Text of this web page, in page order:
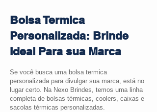
Bolsa Termica
Personalizada: Brinde
Ideal Para sua Marca
Se você busca uma bolsa termica
personalizada para divulgar sua marca, está no
lugar certo. Na Nexo Brindes, temos uma linha
completa de bolsas térmicas, coolers, caixas e
sacolas térmicas personalizadas.